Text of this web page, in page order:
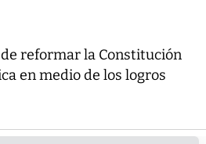
reformar la Constitución
en medio de los logros